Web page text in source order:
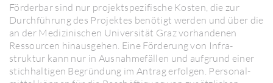
Förderbar sind nur projekt­spe­zi­fi­sche Kosten, die zur
Durchführung des Projektes benö­tigt werden und über die
an der Medi­zi­ni­schen Univer­sität Graz vorhan­denen
Ressourcen hinaus­gehen. Eine Förde­rung von Infra­
struktur kann nur in Ausnah­me­fällen und aufgrund einer
stich­hal­tigen Begründung im Antrag erfolgen. Perso­nal­